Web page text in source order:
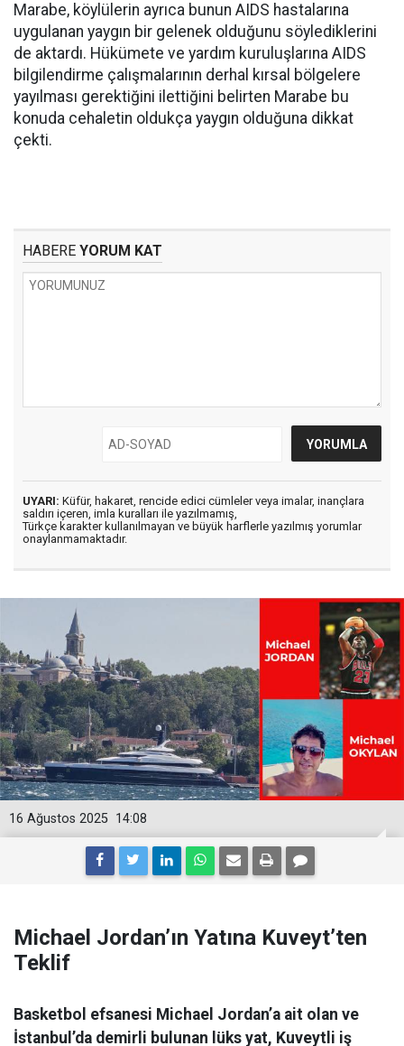
Marabe, köylülerin ayrıca bunun AIDS hastalarına
uygulanan yaygın bir gelenek olduğunu söylediklerini
de aktardı. Hükümete ve yardım kuruluşlarına AIDS
bilgilendirme çalışmalarının derhal kırsal bölgelere
yayılması gerektiğini ilettiğini belirten Marabe bu
konuda cehaletin oldukça yaygın olduğuna dikkat
çekti.
HABERE YORUM KAT
UYARI: Küfür, hakaret, rencide edici cümleler veya imalar, inançlara
saldırı içeren, imla kuralları ile yazılmamış,
Türkçe karakter kullanılmayan ve büyük harflerle yazılmış yorumlar
onaylanmamaktadır.
14:08
16 Ağustos 2025
Michael Jordan’ın Yatına Kuveyt’ten
Teklif
Basketbol efsanesi Michael Jordan’a ait olan ve
İstanbul’da demirli bulunan lüks yat, Kuveytli iş